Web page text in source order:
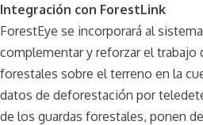
Integración con ForestLink
ForestEye se incorporará al sistema
complementar y reforzar el trabajo
forestales sobre el terreno en la
datos de deforestación por
de los guardas forestales, ponen